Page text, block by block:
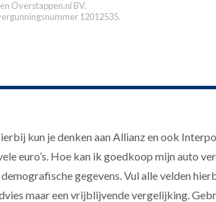
en Overstappen.nl BV.
12012535.
kun je denken aan Allianz en ook
euro’s. Hoe kan ik goedkoop mijn auto
gegevens. Vul alle velden
maar een vrijblijvende vergelijking.